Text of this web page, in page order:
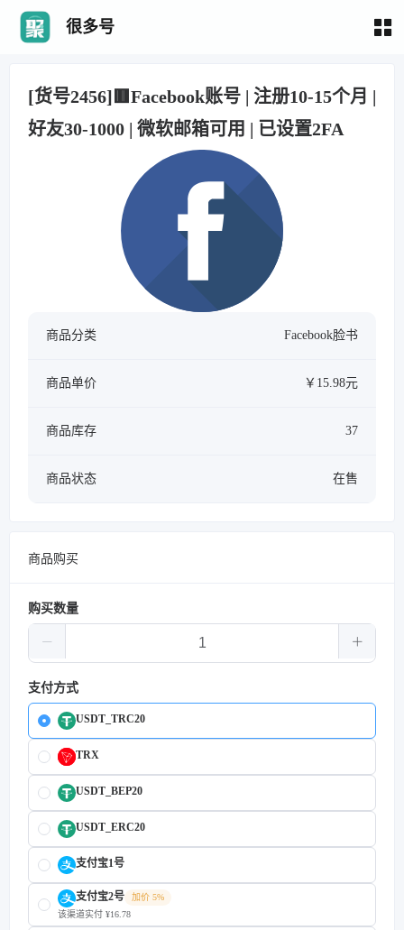
很多号
[货号2456]🟥Facebook账号 | 注册10-15个月 |
好友30-1000 | 微软邮箱可用 | 已设置2FA
商品分类 Facebook脸书
商品单价 ￥15.98元
商品库存 37
商品状态 在售
商品购买
购买数量
支付方式
USDT_TRC20
TRX
USDT_BEP20
USDT_ERC20
支付宝1号
支付宝2号
加价 5%
该渠道实付 ¥16.78